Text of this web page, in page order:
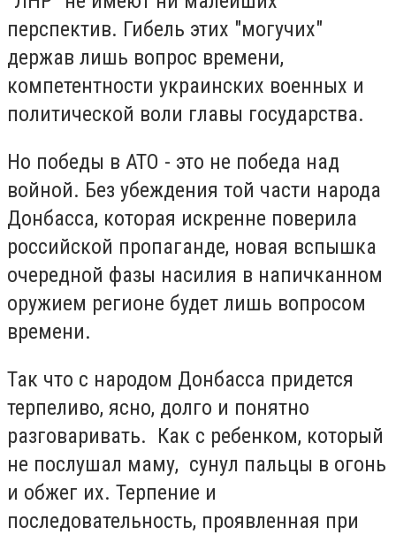
перспектив. Гибель этих "могучих"
держав лишь вопрос времени,
компетентности украинских военных и
политической воли главы государства.
Но победы в АТО - это не победа над
войной. Без убеждения той части народа
Донбасса, которая искренне поверила
российской пропаганде, новая вспышка
очередной фазы насилия в напичканном
оружием регионе будет лишь вопросом
времени.
Так что с народом Донбасса придется
терпеливо, ясно, долго и понятно
разговаривать. Как с ребенком, который
не послушал маму, сунул пальцы в огонь
и обжег их. Терпение и
последовательность, проявленная при